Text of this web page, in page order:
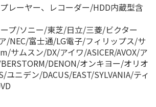
レーヤー、レコーダー/HDD内蔵型含
プ/ソニー/東芝/日立/三菱/ビクター
/NEC/富士通/LG電子/フィリップス/サ
サムスン/DX/アイワ/ASICER/AVOX/ア
DENON/オンキヨー/オリオ
ユニデン/DACUS/EAST/SYLVANIA/ティ